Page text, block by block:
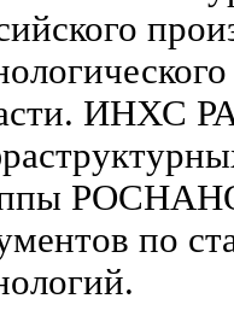
ИНХС
РОСНАНО
по